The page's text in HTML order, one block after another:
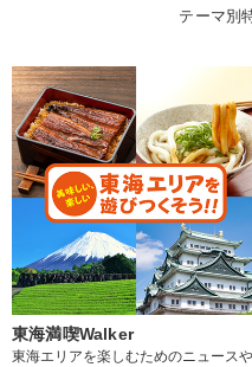
テーマ別
東海満喫Walker
東海エリアを楽しむためのニュースや